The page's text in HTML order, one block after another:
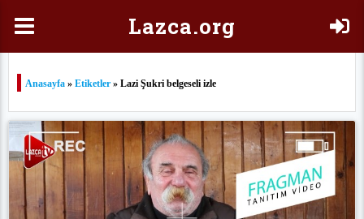
Lazca.org
Anasayfa » Etiketler » Lazi Şukri belgeseli izle